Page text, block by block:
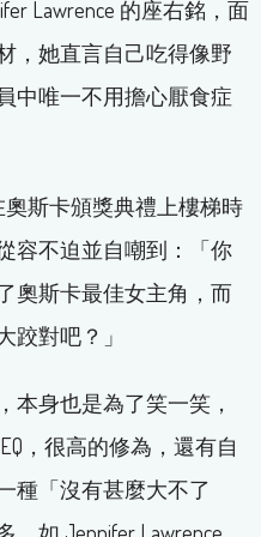
Lawrence 的座右銘，面
，她直言自己吃得像野
中唯一不用擔心厭食症
奧斯卡頒獎典禮上樓梯時
容不迫並自嘲到：「你
奧斯卡最佳女主角，而
跤對吧？」
本身也是為了笑一笑，
，很高的修為，還有自
種「沒有甚麼大不了